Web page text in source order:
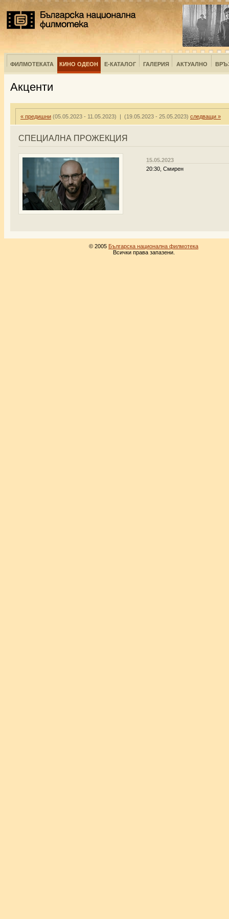
ФИЛМОТЕКАТА КИНО ОДЕОН Е-КАТАЛОГ ГАЛЕРИЯ АКТУАЛНО
Акценти
« предишни (05.05.2023 - 11.05.2023) | (19.05.2023 - 25.05.2023) следващи »
СПЕЦИАЛНА ПРОЖЕКЦИЯ
15.05.2023
20:30, Смирен
© 2005 Българска национална филмотека
Всички права запазени.